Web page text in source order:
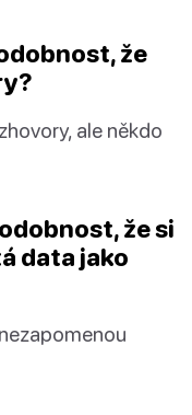
že
ale někdo
že si
data jako